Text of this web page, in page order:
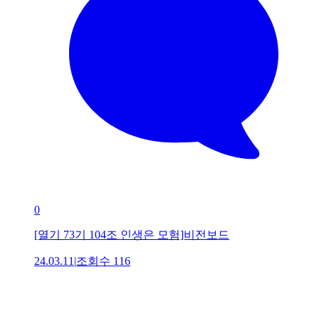
0
[열기 73기 104조 인생은 모험]비전보드
24.03.11 |조회수 116